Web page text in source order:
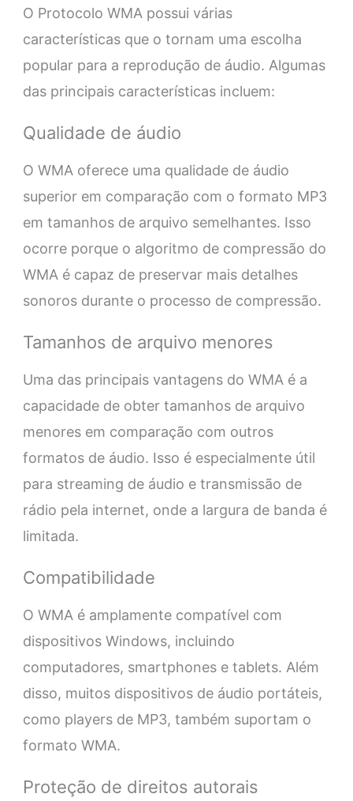
O Protocolo WMA possui várias
características que o tornam uma escolha
popular para a reprodução de áudio. Algumas
das principais características incluem:
Qualidade de áudio
O WMA oferece uma qualidade de áudio
superior em comparação com o formato MP3
em tamanhos de arquivo semelhantes. Isso
ocorre porque o algoritmo de compressão do
WMA é capaz de preservar mais detalhes
sonoros durante o processo de compressão.
Tamanhos de arquivo menores
Uma das principais vantagens do WMA é a
capacidade de obter tamanhos de arquivo
menores em comparação com outros
formatos de áudio. Isso é especialmente útil
para streaming de áudio e transmissão de
rádio pela internet, onde a largura de banda é
limitada.
Compatibilidade
O WMA é amplamente compatível com
dispositivos Windows, incluindo
computadores, smartphones e tablets. Além
disso, muitos dispositivos de áudio portáteis,
como players de MP3, também suportam o
formato WMA.
Proteção de direitos autorais